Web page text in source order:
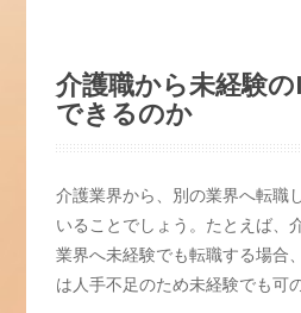
介護職から未経験
できるのか
介護業界から、別の業界へ転職
いることでしょう。たとえば、
業界へ未経験でも転職する場合
は人手不足のため未経験でも可